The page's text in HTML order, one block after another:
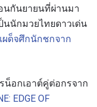
นกันยายนที่ผ่านมา
นนักมวยไทยดาวเด่น
เผด็จศึกนักชกจาก
น็อกเอาต์คู่ต่อกรจาก
EDGE OF